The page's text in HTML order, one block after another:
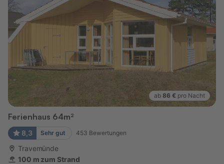
ab 86 € pro Nacht
Ferienhaus 64m²
8,3 Sehr gut 453 Bewertungen
Travemünde
100 m zum Strand